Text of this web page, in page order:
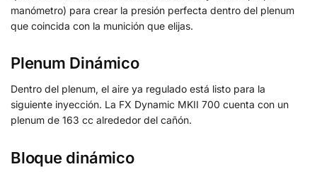
manómetro) para crear la presión perfecta dentro del plenum
que coincida con la munición que elijas.
Plenum Dinámico
Dentro del plenum, el aire ya regulado está listo para la
siguiente inyección. La FX Dynamic MKII 700 cuenta con un
plenum de 163 cc alrededor del cañón.
Bloque dinámico